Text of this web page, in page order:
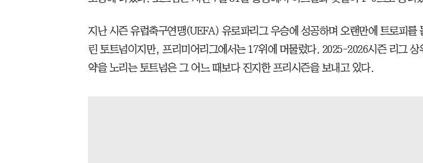
지난 시즌 유럽축구연맹(UEFA) 유로파리그 우승에 성공하며 오랜만에 트로피를
린 토트넘이지만, 프리미어리그에서는 17위에 머물렀다. 2025-2026시즌 리그 상
약을 노리는 토트넘은 그 어느 때보다 진지한 프리시즌을 보내고 있다.